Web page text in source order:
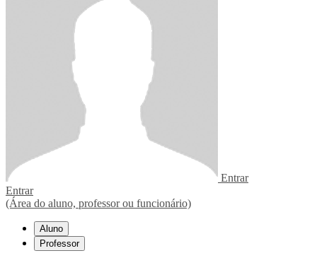
Entrar
Entrar
(Área do aluno, professor ou funcionário)
Aluno
Professor